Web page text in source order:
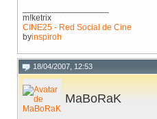
m!ketrix
CINE25 - Red Social de Cine
byinspiroh
18/04/2007, 12:53
MaBoRaK